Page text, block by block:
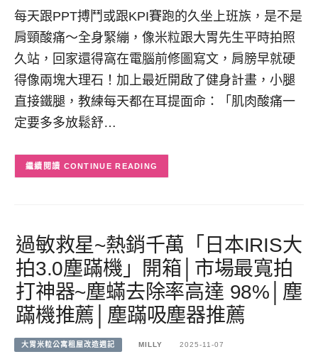
每天跟PPT搏鬥或跟KPI賽跑的久坐上班族，是不是
肩頸酸痛～全身緊繃，像米粒跟大胃先生平時拍照
久站，回家還得窩在電腦前修圖寫文，肩膀早就硬
得像兩塊大理石！加上最近開啟了健身計畫，小腿
直接鐵腿，教練每天都在耳提面命：「肌肉酸痛一
定要多多放鬆舒…
CONTINUE READING
過敏救星~熱銷千萬「日本IRIS大
拍3.0塵蹣機」開箱│市場最寬拍
打神器~塵蟎去除率高達 98%│塵
蹣機推薦│塵蹣吸塵器推薦
大胃米粒公寓租屋改造週記 MILLY 2025-11-07